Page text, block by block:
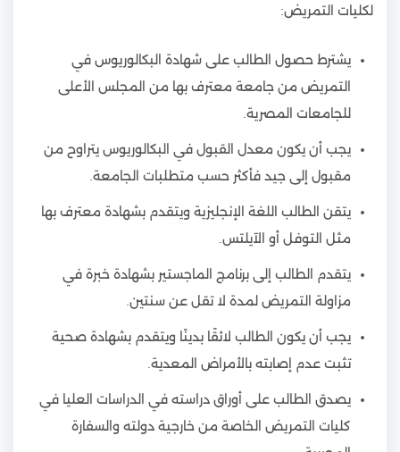
لكليات التمريض:
يشترط حصول الطالب على شهادة البكالوريوس في
التمريض من جامعة معترف بها من المجلس الأعلى
للجامعات المصرية.
يجب أن يكون معدل القبول في البكالوريوس يتراوح من
مقبول إلى جيد فأكثر حسب متطلبات الجامعة.
يتقن الطالب اللغة الإنجليزية ويتقدم بشهادة معترف بها
مثل التوفل أو الآيلتس.
يتقدم الطالب إلى برنامج الماجستير بشهادة خبرة في
مزاولة التمريض لمدة لا تقل عن سنتين.
يجب أن يكون الطالب لائقًا بدينًا ويتقدم بشهادة صحية
تثبت عدم إصابته بالأمراض المعدية.
يصدق الطالب على أوراق دراسته في الدراسات العليا في
كليات التمريض الخاصة من خارجية دولته والسفارة